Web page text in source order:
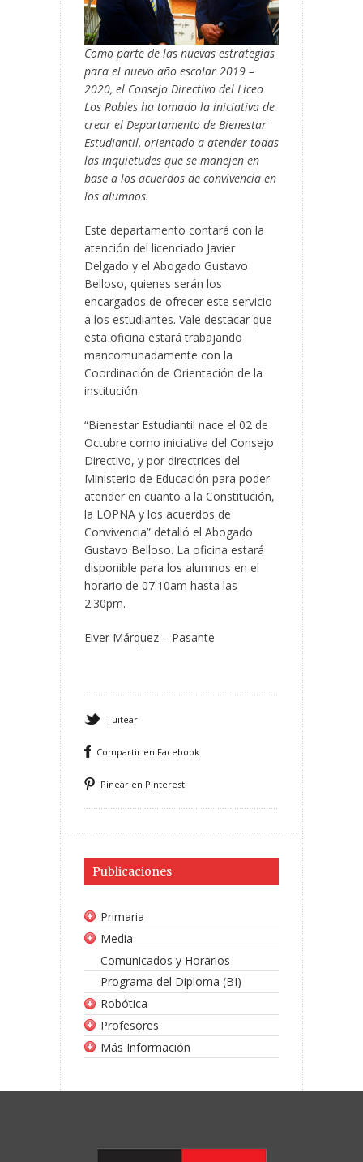
Como parte de las nuevas estrategias
para el nuevo año escolar 2019 –
2020, el Consejo Directivo del Liceo
Los Robles ha tomado la iniciativa de
crear el Departamento de Bienestar
Estudiantil, orientado a atender todas
las inquietudes que se manejen en
base a los acuerdos de convivencia en
los alumnos.
Este departamento contará con la
atención del licenciado Javier
Delgado y el Abogado Gustavo
Belloso, quienes serán los
encargados de ofrecer este servicio
a los estudiantes. Vale destacar que
esta oficina estará trabajando
mancomunadamente con la
Coordinación de Orientación de la
institución.
“Bienestar Estudiantil nace el 02 de
Octubre como iniciativa del Consejo
Directivo, y por directrices del
Ministerio de Educación para poder
atender en cuanto a la Constitución,
la LOPNA y los acuerdos de
Convivencia” detalló el Abogado
Gustavo Belloso. La oficina estará
disponible para los alumnos en el
horario de 07:10am hasta las
2:30pm.
Eiver Márquez – Pasante
Tuitear
Compartir en Facebook
Pinear en Pinterest
Publicaciones
Primaria
Media
Comunicados y Horarios
Programa del Diploma (BI)
Robótica
Profesores
Más Información